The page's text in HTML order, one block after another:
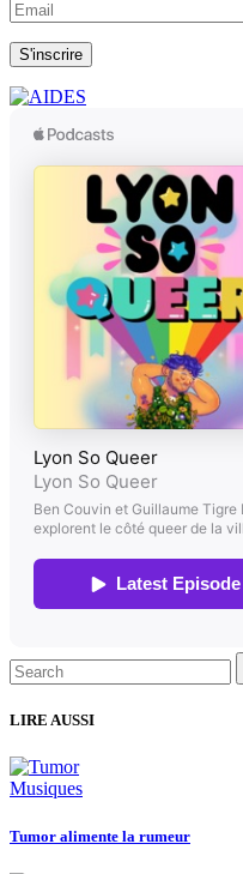
S'inscrire
Search
for:
LIRE AUSSI
Musiques
Tumor alimente la rumeur